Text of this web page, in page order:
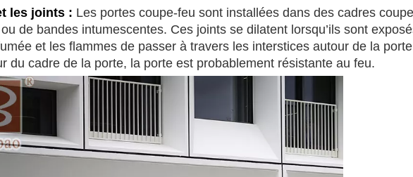
les joints : Les portes coupe-feu sont installées dans des cadres
de bandes intumescentes. Ces joints se dilatent lorsqu’ils sont
et les flammes de passer à travers les interstices autour de la
du cadre de la porte, la porte est probablement résistante au feu.